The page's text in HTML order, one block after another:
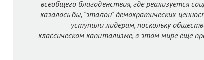
всеобщего благоденствия, где реализуется
казалось бы, "эталон" демократических
уступили лидерам, поскольку
классическом капитализме, в этом мире еще